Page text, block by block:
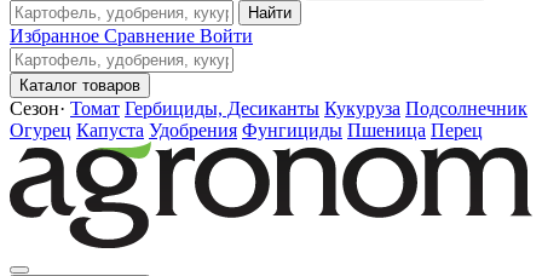
Найти
Избранное Сравнение Войти
Каталог товаров
Сезон· Томат Гербициды, Десиканты Кукуруза Подсолнечник
Огурец Капуста Удобрения Фунгициды Пшеница Перец